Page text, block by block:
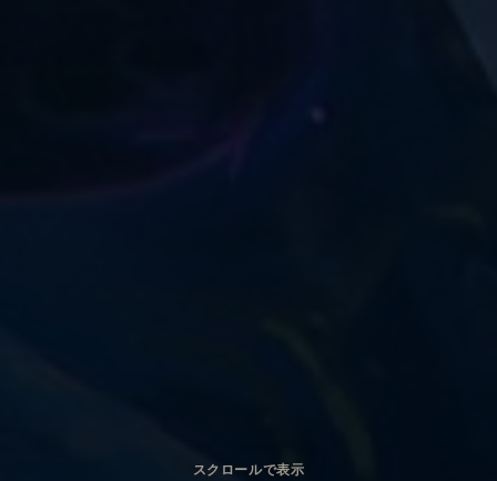
スクロールで表示